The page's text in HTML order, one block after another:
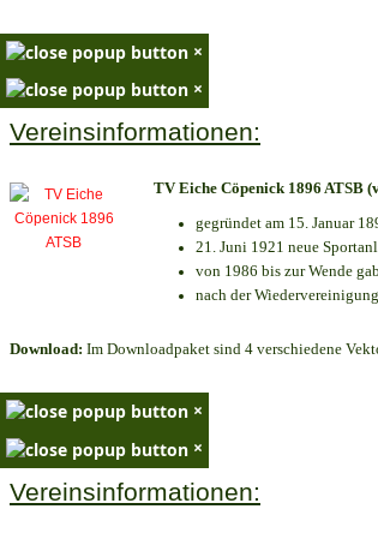
×
×
Vereinsinformationen:
TV Eiche Cöpenick 1896 ATSB
gegründet am 15. Januar
21. Juni 1921 neue
von 1986 bis zur Wende
nach der
Download: Im Downloadpaket sind 4 verschiedene
×
×
Vereinsinformationen: